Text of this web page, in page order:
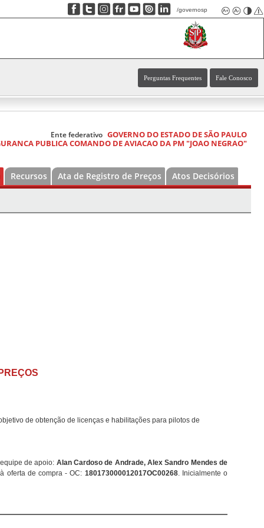
/governosp
Perguntas Frequentes Fale Conosco
Ente federativo GOVERNO DO ESTADO DE SÃO PAULO
PUBLICA COMANDO DE AVIACAO DA PM "JOAO NEGRAO"
Recursos Ata de Registro de Preços Atos Decisórios
de obtenção de licenças e habilitações para pilotos de
de apoio: Alan Cardoso de Andrade, Alex Sandro Mendes de
oferta de compra - OC: 180173000012017OC00268. Inicialmente o